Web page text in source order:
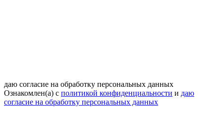
даю согласие на обработку персональных данных
Ознакомлен(а) с политикой конфиденциальности и даю
согласие на обработку персональных данных